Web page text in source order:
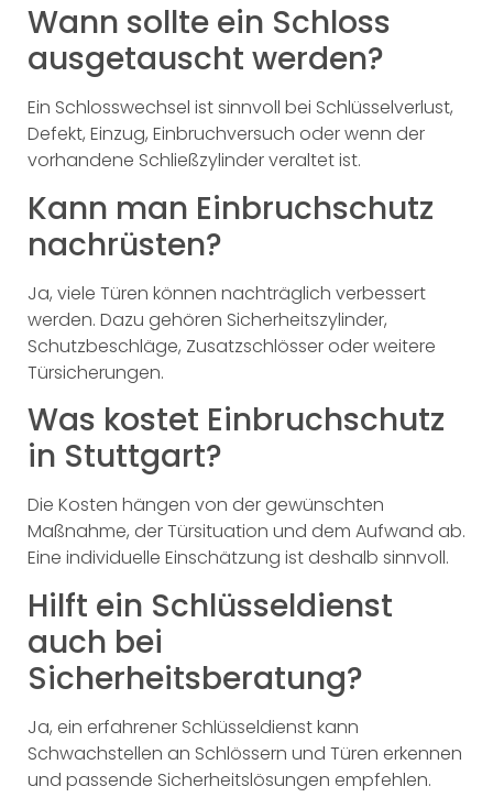
Wann sollte ein Schloss
ausgetauscht werden?
Ein Schlosswechsel ist sinnvoll bei Schlüsselverlust,
Defekt, Einzug, Einbruchversuch oder wenn der
vorhandene Schließzylinder veraltet ist.
Kann man Einbruchschutz
nachrüsten?
Ja, viele Türen können nachträglich verbessert
werden. Dazu gehören Sicherheitszylinder,
Schutzbeschläge, Zusatzschlösser oder weitere
Türsicherungen.
Was kostet Einbruchschutz
in Stuttgart?
Die Kosten hängen von der gewünschten
Maßnahme, der Türsituation und dem Aufwand ab.
Eine individuelle Einschätzung ist deshalb sinnvoll.
Hilft ein Schlüsseldienst
auch bei
Sicherheitsberatung?
Ja, ein erfahrener Schlüsseldienst kann
Schwachstellen an Schlössern und Türen erkennen
und passende Sicherheitslösungen empfehlen.